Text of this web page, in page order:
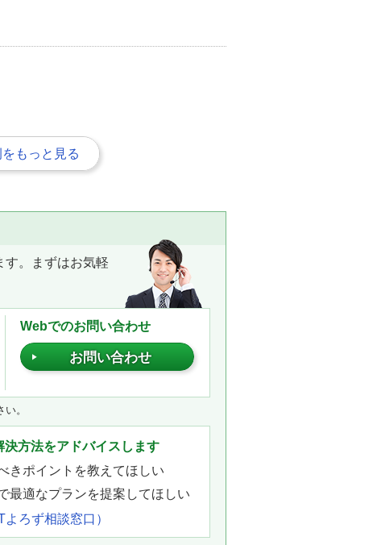
もっと見る
す。まずはお気軽
Webでのお問い合わせ
お問い合わせ
。
方法をアドバイスします
きポイントを教えてほしい
最適なプランを提案してほしい
ろず相談窓口）